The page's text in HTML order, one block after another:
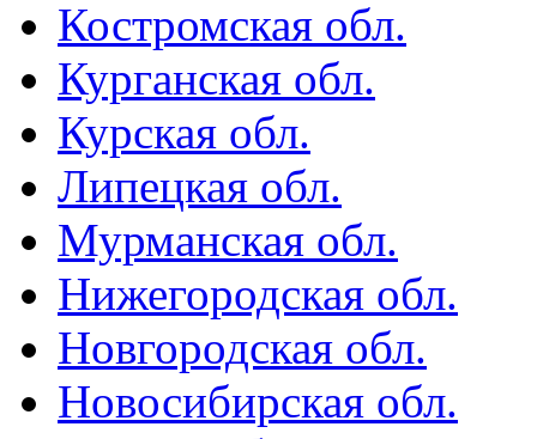
Костромская обл.
Курганская обл.
Курская обл.
Липецкая обл.
Мурманская обл.
Нижегородская обл.
Новгородская обл.
Новосибирская обл.